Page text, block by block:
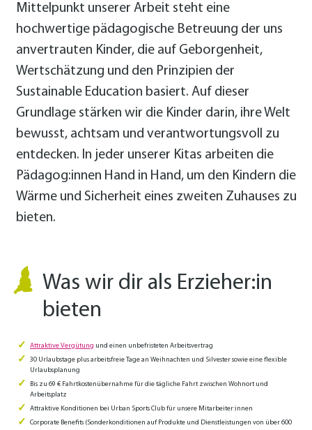
Mittelpunkt unserer Arbeit steht eine
hochwertige pädagogische Betreuung der uns
anvertrauten Kinder, die auf Geborgenheit,
Wertschätzung und den Prinzipien der
Sustainable Education basiert. Auf dieser
Grundlage stärken wir die Kinder darin, ihre Welt
bewusst, achtsam und verantwortungsvoll zu
entdecken. In jeder unserer Kitas arbeiten die
Pädagog:innen Hand in Hand, um den Kindern die
Wärme und Sicherheit eines zweiten Zuhauses zu
bieten.
Was wir dir als Erzieher:in
bieten
Attraktive Vergütung und einen unbefristeten Arbeitsvertrag
30 Urlaubstage plus arbeitsfreie Tage an Weihnachten und Silvester sowie eine flexible
Urlaubsplanung
Bis zu 69 € Fahrtkostenübernahme für die tägliche Fahrt zwischen Wohnort und
Arbeitsplatz
Attraktive Konditionen bei Urban Sports Club für unsere Mitarbeiter:innen
Corporate Benefits (Sonderkonditionen auf Produkte und Dienstleistungen von über 600